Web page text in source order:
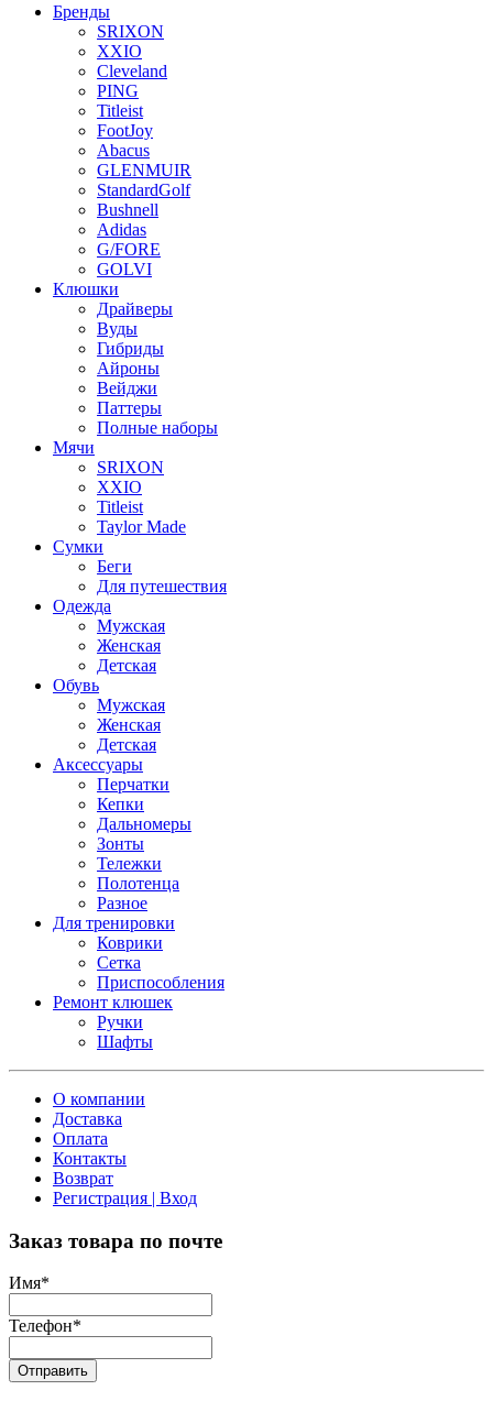
Бренды
SRIXON
XXIO
Cleveland
PING
Titleist
FootJoy
Abacus
GLENMUIR
StandardGolf
Bushnell
Adidas
G/FORE
GOLVI
Клюшки
Драйверы
Вуды
Гибриды
Айроны
Вейджи
Паттеры
Полные наборы
Мячи
SRIXON
XXIO
Titleist
Taylor Made
Сумки
Беги
Для путешествия
Одежда
Мужская
Женская
Детская
Обувь
Мужская
Женская
Детская
Аксессуары
Перчатки
Кепки
Дальномеры
Зонты
Тележки
Полотенца
Разное
Для тренировки
Коврики
Сетка
Приспособления
Ремонт клюшек
Ручки
Шафты
О компании
Доставка
Оплата
Контакты
Возврат
Регистрация | Вход
Заказ товара по почте
Имя*
Телефон*
Отправить